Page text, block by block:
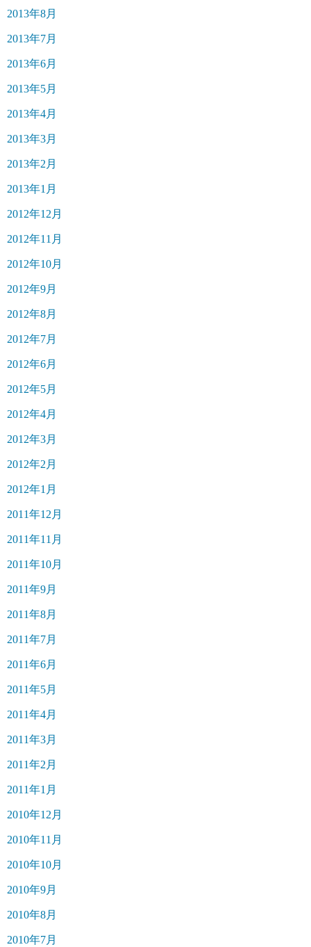
2013年8月
2013年7月
2013年6月
2013年5月
2013年4月
2013年3月
2013年2月
2013年1月
2012年12月
2012年11月
2012年10月
2012年9月
2012年8月
2012年7月
2012年6月
2012年5月
2012年4月
2012年3月
2012年2月
2012年1月
2011年12月
2011年11月
2011年10月
2011年9月
2011年8月
2011年7月
2011年6月
2011年5月
2011年4月
2011年3月
2011年2月
2011年1月
2010年12月
2010年11月
2010年10月
2010年9月
2010年8月
2010年7月